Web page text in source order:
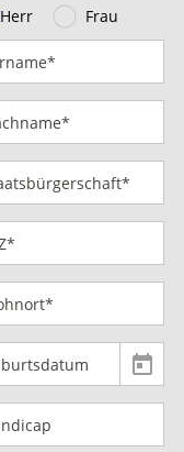
Herr Frau